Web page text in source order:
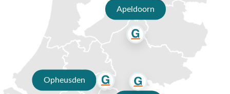
Apeldoorn
Opheusden